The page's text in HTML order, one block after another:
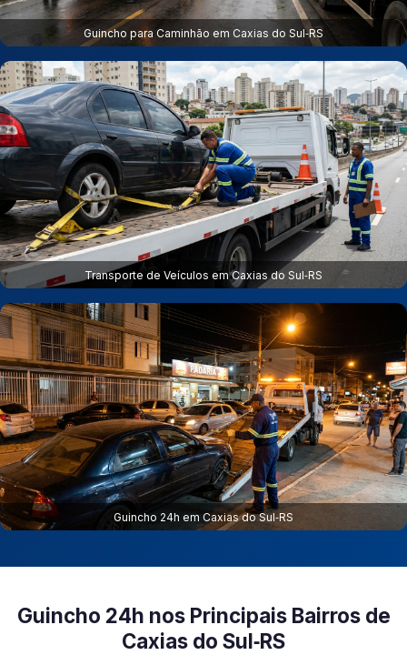
Guincho para Caminhão em Caxias do Sul‑RS
Transporte de Veículos em Caxias do Sul‑RS
Guincho 24h em Caxias do Sul‑RS
Guincho 24h nos Principais Bairros de
Caxias do Sul‑RS